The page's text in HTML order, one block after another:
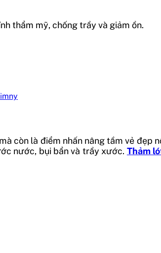
thẩm mỹ, chống trầy và giảm ồn.
còn là điểm nhấn nâng tầm vẻ
nước, bụi bẩn và trầy xước. Thảm